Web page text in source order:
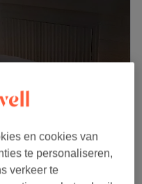
en cookies van
te personaliseren,
verkeer te